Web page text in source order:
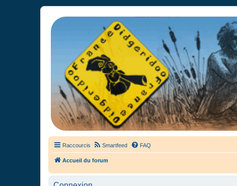
France Didgeridoo
Didgeridoo et Guimbarde sur France Didgeridoo - retrouvez la communauté.
Raccourcis Smartfeed FAQ
Accueil du forum